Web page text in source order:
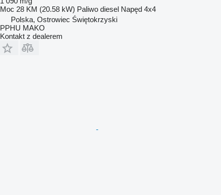
Moc 28 KM (20.58 kW) Paliwo diesel Napęd 4x4
Polska, Ostrowiec Świętokrzyski
PPHU MAKO
Kontakt z dealerem